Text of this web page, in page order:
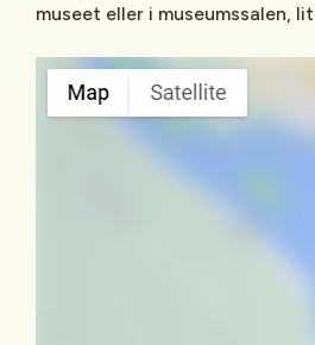
museet eller i museumssalen,